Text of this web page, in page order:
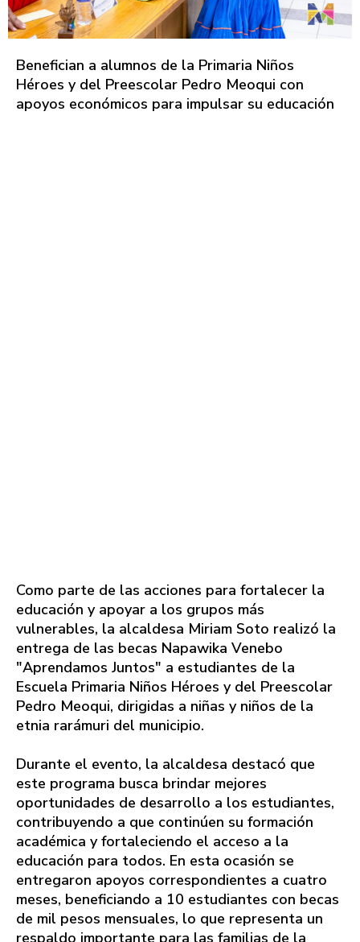
Benefician a alumnos de la Primaria Niños
Héroes y del Preescolar Pedro Meoqui con
apoyos económicos para impulsar su educación
Como parte de las acciones para fortalecer la
educación y apoyar a los grupos más
vulnerables, la alcaldesa Miriam Soto realizó la
entrega de las becas Napawika Venebo
"Aprendamos Juntos" a estudiantes de la
Escuela Primaria Niños Héroes y del Preescolar
Pedro Meoqui, dirigidas a niñas y niños de la
etnia rarámuri del municipio.
Durante el evento, la alcaldesa destacó que
este programa busca brindar mejores
oportunidades de desarrollo a los estudiantes,
contribuyendo a que continúen su formación
académica y fortaleciendo el acceso a la
educación para todos. En esta ocasión se
entregaron apoyos correspondientes a cuatro
meses, beneficiando a 10 estudiantes con becas
de mil pesos mensuales, lo que representa un
respaldo importante para las familias de la